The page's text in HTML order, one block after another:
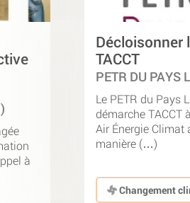
à
Décloisonner
TACCT
PETR DU PAYS
Le PETR du Pays
démarche TACCT
Air Énergie Climat
manière (…)
Changement